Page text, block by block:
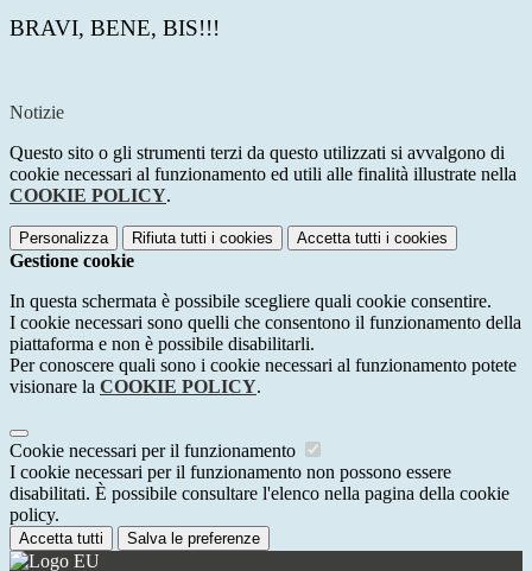
BRAVI, BENE, BIS!!!
Notizie
Questo sito o gli strumenti terzi da questo utilizzati si avvalgono di
cookie necessari al funzionamento ed utili alle finalità illustrate nella
COOKIE POLICY.
Personalizza Rifiuta tutti i cookies Accetta tutti i cookies
Gestione cookie
In questa schermata è possibile scegliere quali cookie consentire.
I cookie necessari sono quelli che consentono il funzionamento della
piattaforma e non è possibile disabilitarli.
Per conoscere quali sono i cookie necessari al funzionamento potete
visionare la COOKIE POLICY.
Cookie necessari per il funzionamento
I cookie necessari per il funzionamento non possono essere
disabilitati. È possibile consultare l'elenco nella pagina della cookie
policy.
Accetta tutti Salva le preferenze